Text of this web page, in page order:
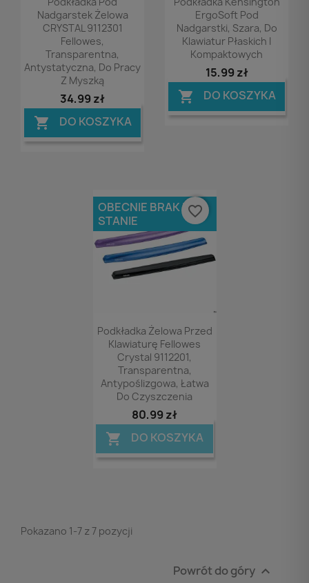
Nadgarstek Żelowa
CRYSTAL 9112301
Fellowes,
Transparentna,
Antystatyczna, Do Pracy
Z Myszką
34,99 zł
 DO KOSZYKA
ErgoSoft Pod
Nadgarstki, Szara, Do
Klawiatur Płaskich I
Kompaktowych
15,99 zł
 DO KOSZYKA
Podgląd
Podkładka Żelowa Przed
Klawiaturę Fellowes
Crystal 9112201,
Transparentna,
Antypоślizgowa, Łatwa
Do Czyszczenia
80,99 zł
 DO KOSZYKA
OBECNIE BRAK NA
STANIE
favorite_border
Pokazano 1-7 z 7 pozycji
Powrót do góry 